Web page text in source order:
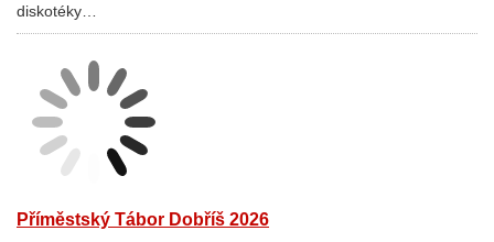
diskotéky…
Příměstský Tábor Dobříš 2026